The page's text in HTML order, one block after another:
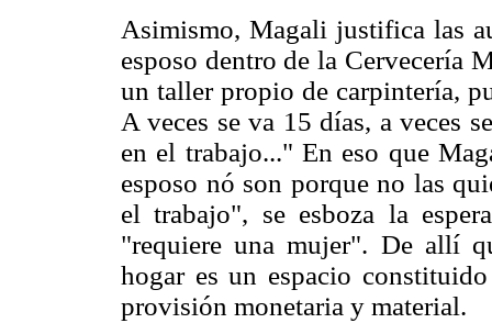
Asimismo, Magali justifica las
esposo dentro de la Cervecería
un taller propio de carpintería,
A veces se va 15 días, a veces
en el trabajo..." En eso que
esposo nó son porque no las
el trabajo", se esboza la
"requiere una mujer". De allí
hogar es un espacio
provisión monetaria y material.